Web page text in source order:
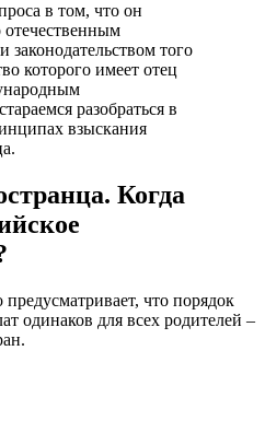
в том, что он
отечественным
законодательством того
которого имеет отец
разобраться в
взыскания
Когда
предусматривает, что порядок
одинаков для всех родителей –